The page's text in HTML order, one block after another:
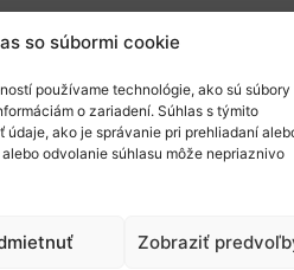
so súbormi cookie
používame technológie, ako sú súbory
o zariadení. Súhlas s týmito
ako je správanie pri prehliadaní
odvolanie súhlasu môže nepriaznivo
Zobraziť
individualizované
vedci, ktorí
pôsobiť ako mentori.
z oblasti
histórie,
pôsobiacich v